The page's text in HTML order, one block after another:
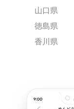
山口県
徳島県
香川県